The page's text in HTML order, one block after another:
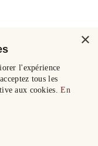
×
l'expérience
tous les
aux cookies.En